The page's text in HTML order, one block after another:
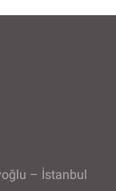
– İstanbul